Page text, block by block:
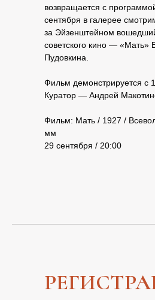
возвращается с
сентября в галерее
за Эйзенштейном
советского кино — «Мать»
Пудовкина.
Фильм демонстрируется с
Куратор — Андрей
Фильм: Мать / 1927 /
мм
29 сентября / 20:00